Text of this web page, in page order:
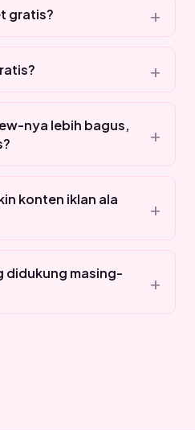
gratis?
nya lebih bagus,
konten iklan ala
didukung masing-